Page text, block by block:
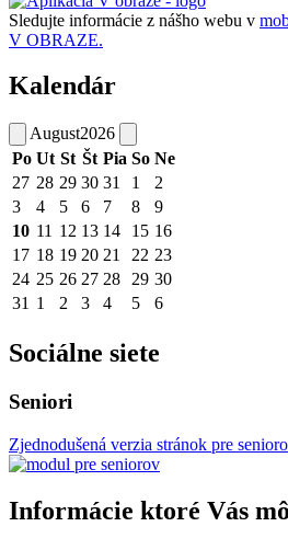
Sledujte informácie z nášho webu v
V OBRAZE.
Kalendár
August2026
Po Ut St Št Pia So Ne
27 28 29 30 31 1
2
3
4 5 6 7 8
9
10 11 12 13 14 15 16
17 18 19 20 21 22 23
24 25 26 27 28 29 30
31 1 2 3 4 5 6
Sociálne siete
Seniori
Zjednodušená verzia stránok pre
Informácie ktoré Vás